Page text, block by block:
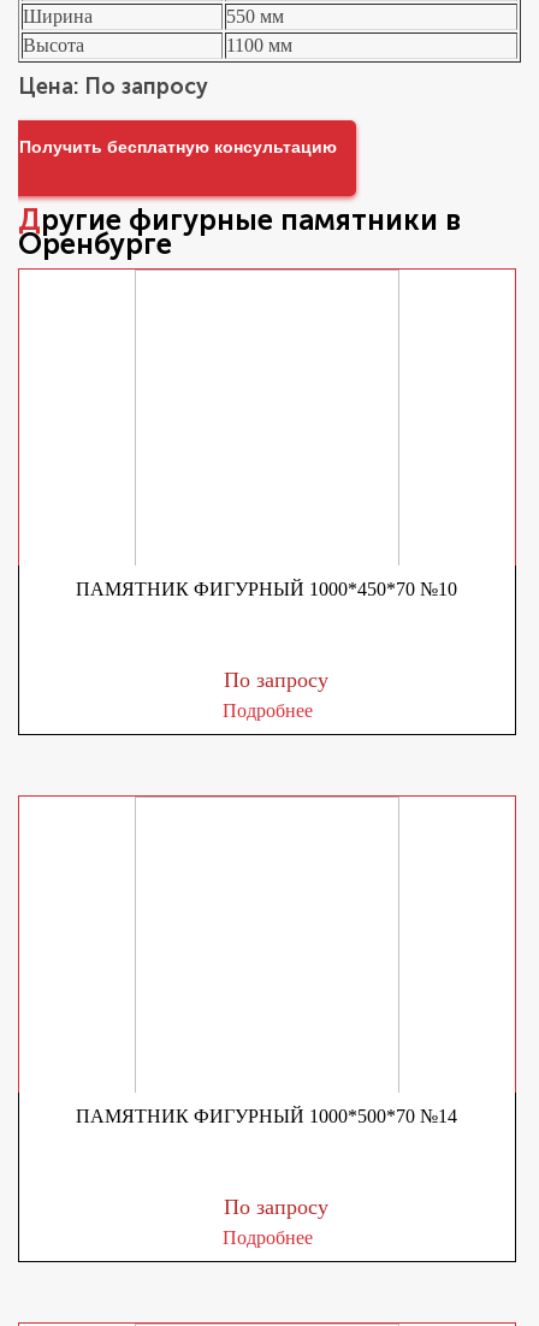
Ширина
550 мм
Высота
1100 мм
Цена: По запросу
Получить бесплатную консультацию
Другие фигурные памятники в
Оренбурге
ПАМЯТНИК ФИГУРНЫЙ 1000*450*70 №10
По запросу
Подробнее
ПАМЯТНИК ФИГУРНЫЙ 1000*500*70 №14
По запросу
Подробнее